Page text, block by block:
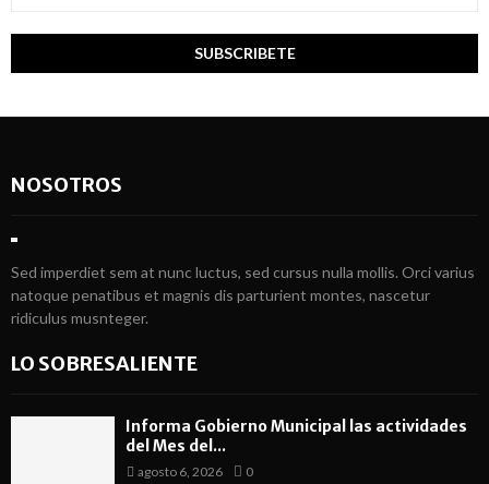
NOSOTROS
Sed imperdiet sem at nunc luctus, sed cursus nulla mollis. Orci varius
natoque penatibus et magnis dis parturient montes, nascetur
ridiculus musnteger.
LO SOBRESALIENTE
Informa Gobierno Municipal las actividades
del Mes del...
agosto 6, 2026 0